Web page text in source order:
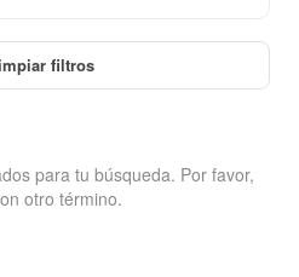
filtros
para tu búsqueda. Por favor,
otro término.